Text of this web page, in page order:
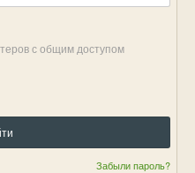
с общим доступом
Забыли пароль?